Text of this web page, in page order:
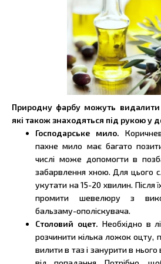
Природну фарбу можуть видалити
які також знаходяться під рукою у
Господарське мило.
пахне мило має багато
числі може допомогти в
забарвлення хною. Для цього
укутати на 15-20 хвилин. Після
промити шевелюру з
бальзаму-ополіскувача.
Столовий оцет. Необхідно в
розчинити кілька ложок оцту,
вилити в таз і занурити в